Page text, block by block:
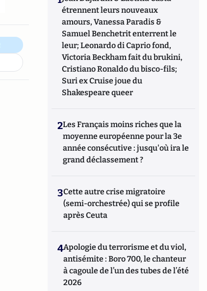
étrennent leurs nouveaux
amours, Vanessa Paradis &
Samuel Benchetrit enterrent le
leur; Leonardo di Caprio fond,
Victoria Beckham fait du brukini,
Cristiano Ronaldo du bisco-fils;
Suri ex Cruise joue du
Shakespeare queer
2Les Français moins riches que la
moyenne européenne pour la 3e
année consécutive : jusqu'où ira le
grand déclassement ?
3Cette autre crise migratoire
(semi-orchestrée) qui se profile
après Ceuta
4Apologie du terrorisme et du viol,
antisémite : Boro 700, le chanteur
à cagoule de l’un des tubes de l’été
2026